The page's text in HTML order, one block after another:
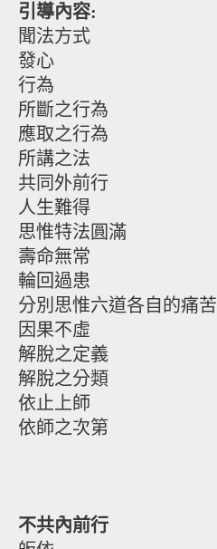
引導內容:
聞法方式
發心
行為
所斷之行為
應取之行為
所講之法
共同外前行
人生難得
思惟特法圓滿
壽命無常
輪回過患
分別思惟六道各自的痛苦
因果不虛
解脫之定義
解脫之分類
依止上師
依師之次第
不共內前行